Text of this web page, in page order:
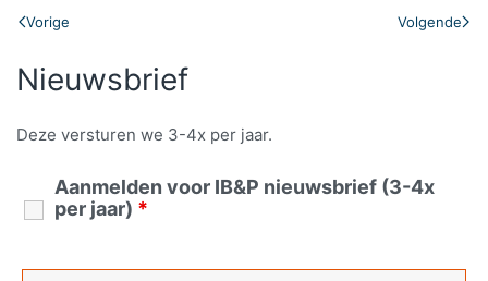
Vorige Volgende
Nieuwsbrief
Deze versturen we 3-4x per jaar.
Aanmelden voor IB&P nieuwsbrief (3-4x
per jaar) *